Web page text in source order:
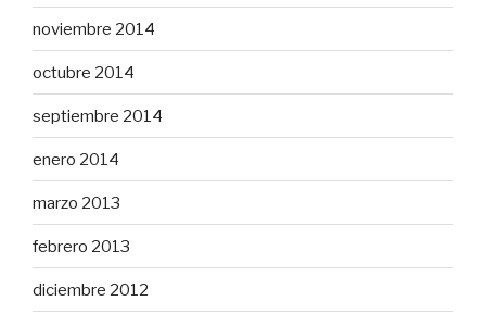
noviembre 2014
octubre 2014
septiembre 2014
enero 2014
marzo 2013
febrero 2013
diciembre 2012